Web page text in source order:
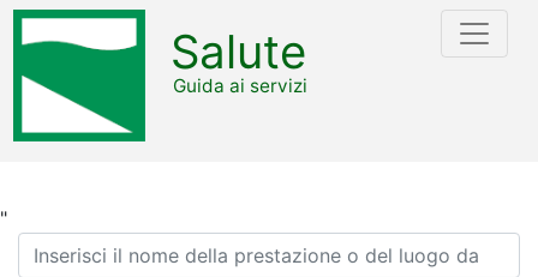
"
Salute
Guida ai servizi
Ricerca